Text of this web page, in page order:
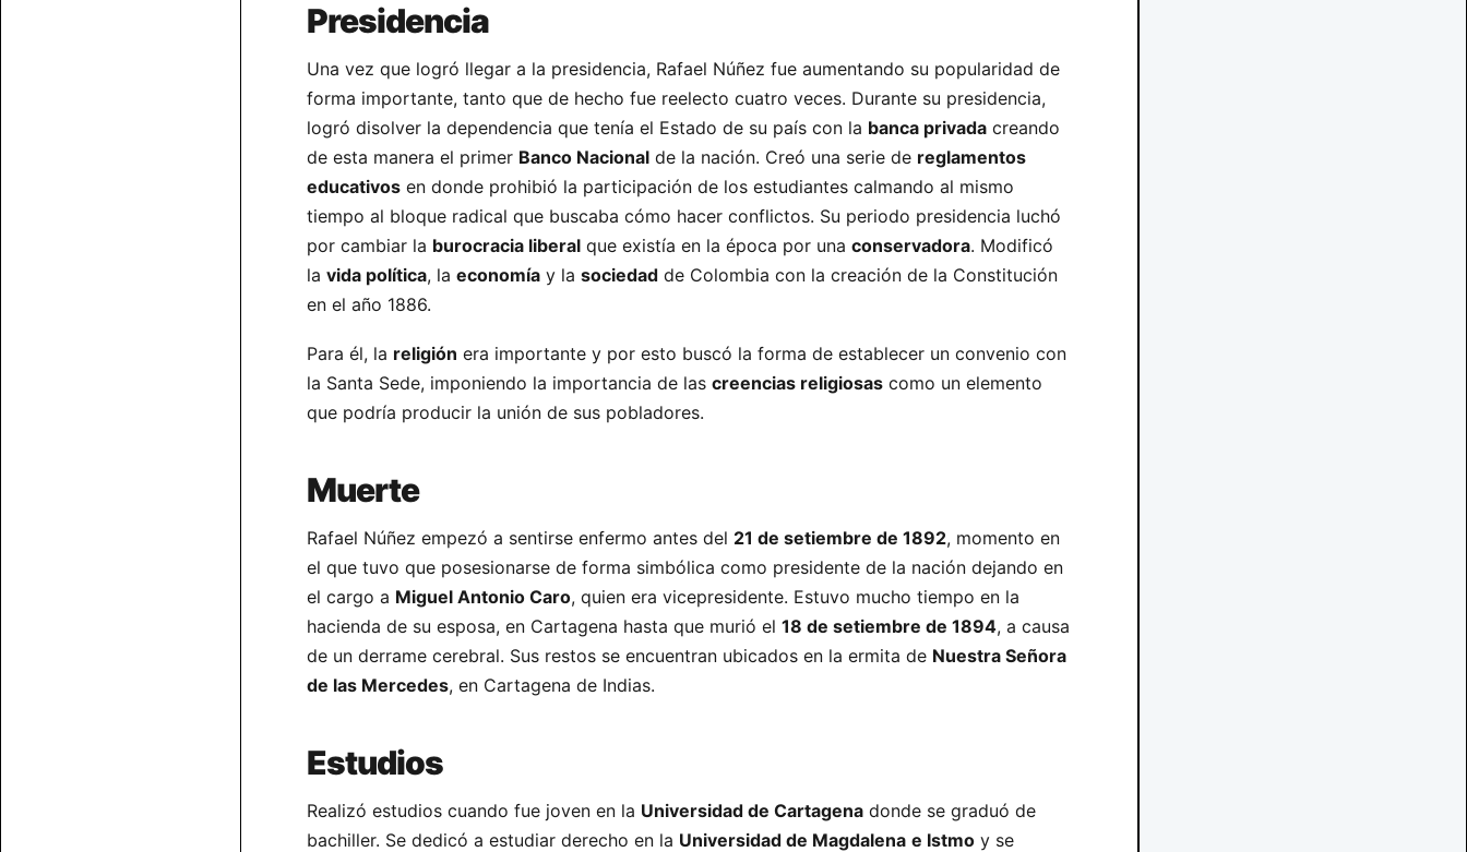
Presidencia
Una vez que logró llegar a la presidencia, Rafael Núñez fue aumentando su popularidad de
forma importante, tanto que de hecho fue reelecto cuatro veces. Durante su presidencia,
logró disolver la dependencia que tenía el Estado de su país con la banca privada creando
de esta manera el primer Banco Nacional de la nación. Creó una serie de reglamentos
educativos en donde prohibió la participación de los estudiantes calmando al mismo
tiempo al bloque radical que buscaba cómo hacer conflictos. Su periodo presidencia luchó
por cambiar la burocracia liberal que existía en la época por una conservadora. Modificó
la vida política, la economía y la sociedad de Colombia con la creación de la Constitución
en el año 1886.
Para él, la religión era importante y por esto buscó la forma de establecer un convenio con
la Santa Sede, imponiendo la importancia de las creencias religiosas como un elemento
que podría producir la unión de sus pobladores.
Muerte
Rafael Núñez empezó a sentirse enfermo antes del 21 de setiembre de 1892, momento en
el que tuvo que posesionarse de forma simbólica como presidente de la nación dejando en
el cargo a Miguel Antonio Caro, quien era vicepresidente. Estuvo mucho tiempo en la
hacienda de su esposa, en Cartagena hasta que murió el 18 de setiembre de 1894, a causa
de un derrame cerebral. Sus restos se encuentran ubicados en la ermita de Nuestra Señora
de las Mercedes, en Cartagena de Indias.
Estudios
Realizó estudios cuando fue joven en la Universidad de Cartagena donde se graduó de
bachiller. Se dedicó a estudiar derecho en la Universidad de Magdalena e Istmo y se